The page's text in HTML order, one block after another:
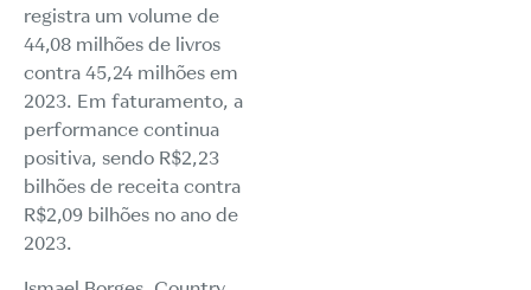
registra um volume de
44,08 milhões de livros
contra 45,24 milhões em
2023. Em faturamento, a
performance continua
positiva, sendo R$2,23
bilhões de receita contra
R$2,09 bilhões no ano de
2023.